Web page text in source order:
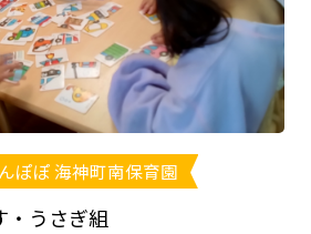
ぽぽ 海神町南保育園
うさぎ組